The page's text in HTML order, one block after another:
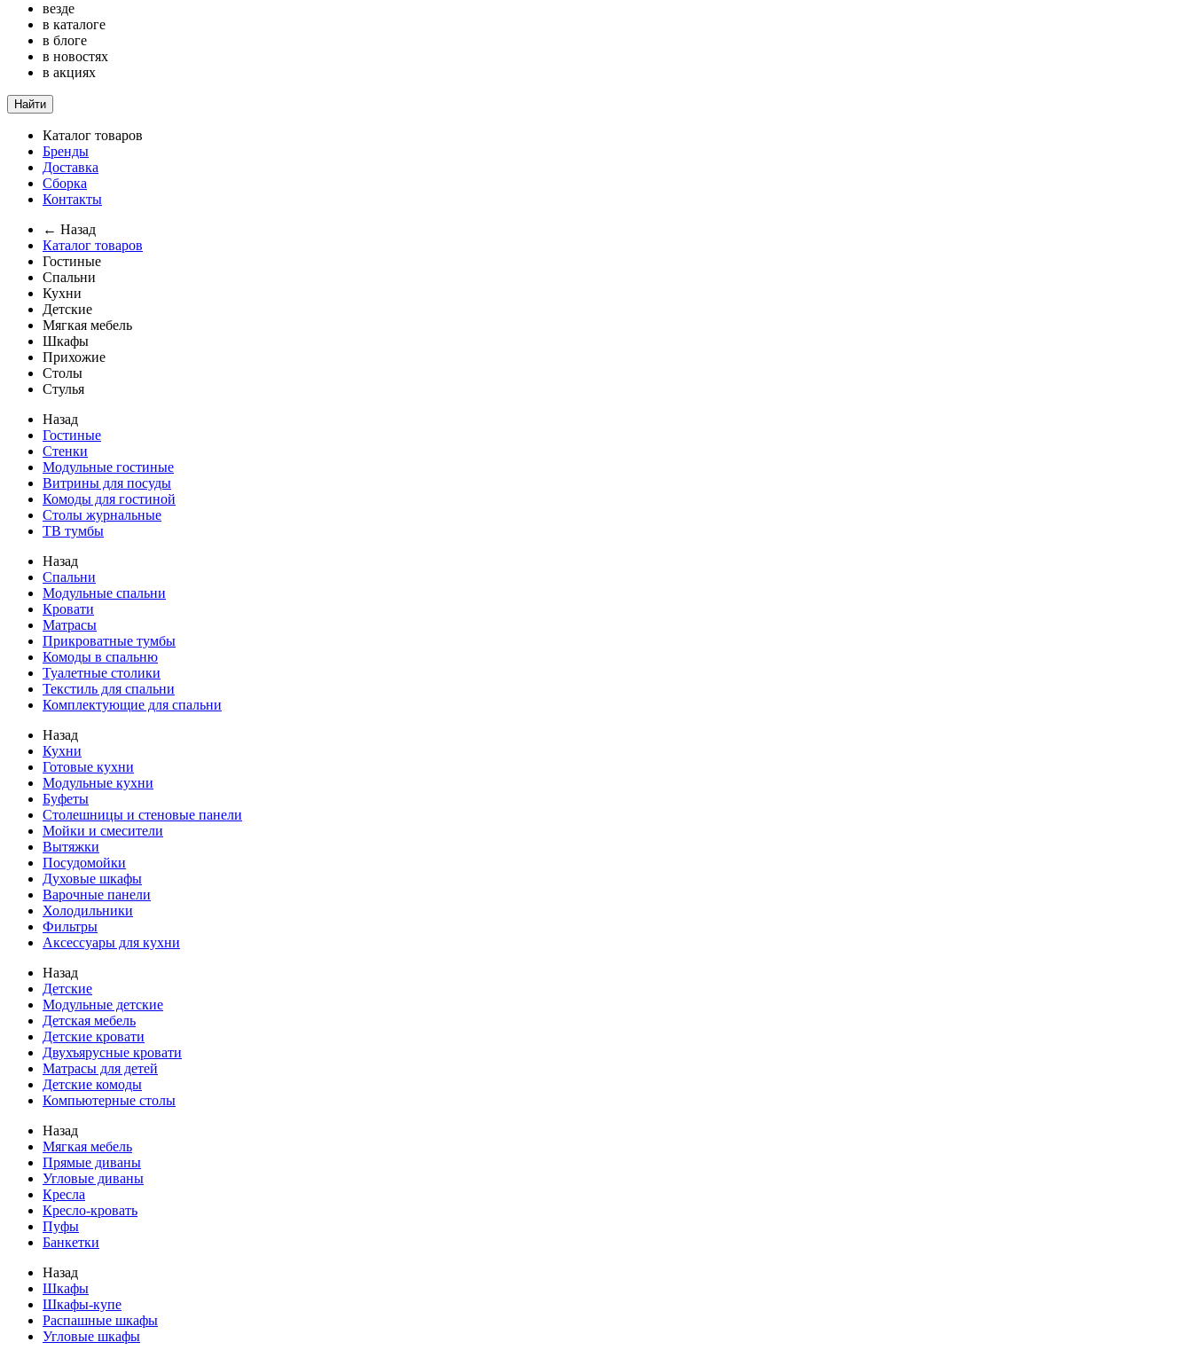
везде
в каталоге
в блоге
в новостях
в акциях
Найти
Каталог товаров
Бренды
Доставка
Сборка
Контакты
← Назад
Каталог товаров
Гостиные
Спальни
Кухни
Детские
Мягкая мебель
Шкафы
Прихожие
Столы
Стулья
Назад
Гостиные
Стенки
Модульные гостиные
Витрины для посуды
Комоды для гостиной
Столы журнальные
ТВ тумбы
Назад
Спальни
Модульные спальни
Кровати
Матрасы
Прикроватные тумбы
Комоды в спальню
Туалетные столики
Текстиль для спальни
Комплектующие для спальни
Назад
Кухни
Готовые кухни
Модульные кухни
Буфеты
Столешницы и стеновые панели
Мойки и смесители
Вытяжки
Посудомойки
Духовые шкафы
Варочные панели
Холодильники
Фильтры
Аксессуары для кухни
Назад
Детские
Модульные детские
Детская мебель
Детские кровати
Двухъярусные кровати
Матрасы для детей
Детские комоды
Компьютерные столы
Назад
Мягкая мебель
Прямые диваны
Угловые диваны
Кресла
Кресло-кровать
Пуфы
Банкетки
Назад
Шкафы
Шкафы-купе
Распашные шкафы
Угловые шкафы